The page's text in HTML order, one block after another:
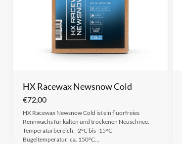
HX Racewax Newsnow Cold
€72,00
HX Racewax Newsnow Cold ist ein fluorfreies
Rennwachs für kalten und trockenen Neuschnee.
Temperaturbereich: -2°C bis -15°C
Bügeltemperatur: ca. 150°C…